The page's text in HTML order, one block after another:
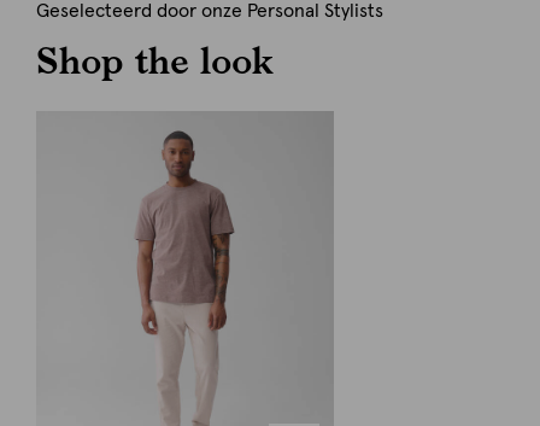
Geselecteerd door onze Personal Stylists
Shop the look